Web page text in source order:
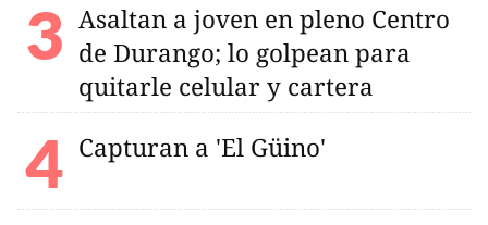
Asaltan a joven en pleno Centro
de Durango; lo golpean para
quitarle celular y cartera
Capturan a 'El Güino'